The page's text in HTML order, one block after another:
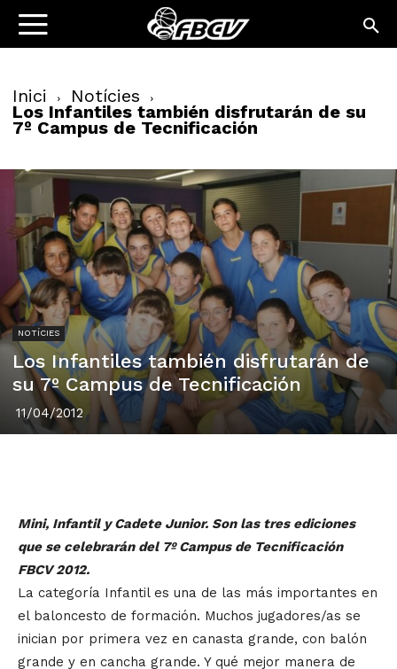
Inici Notícies
Los Infantiles también disfrutarán de su
7º Campus de Tecnificación
NOTÍCIES
Los Infantiles también disfrutarán de
su 7º Campus de Tecnificación
11/04/2012
Mini, Infantil y Cadete Junior. Son las tres ediciones
que se celebrarán del 7º Campus de Tecnificación
FBCV 2012.
La categoría Infantil es una de las más importantes en
el baloncesto de formación. Muchos jugadores/as se
inician por primera vez en canasta grande, con balón
grande y en cancha grande. Y qué mejor manera de